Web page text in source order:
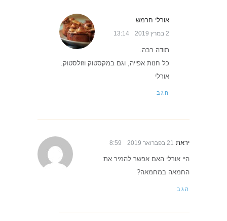
אורלי חרמש
2 במרץ 2019 13:14
תודה רבה.
כל חנות אפייה, וגם במקסטוק וזולסטוק.
אורלי
הגב
יראת 21 בפברואר 2019 8:59
היי אורלי האם אפשר להמיר את
החמאה במחמאה?
הגב